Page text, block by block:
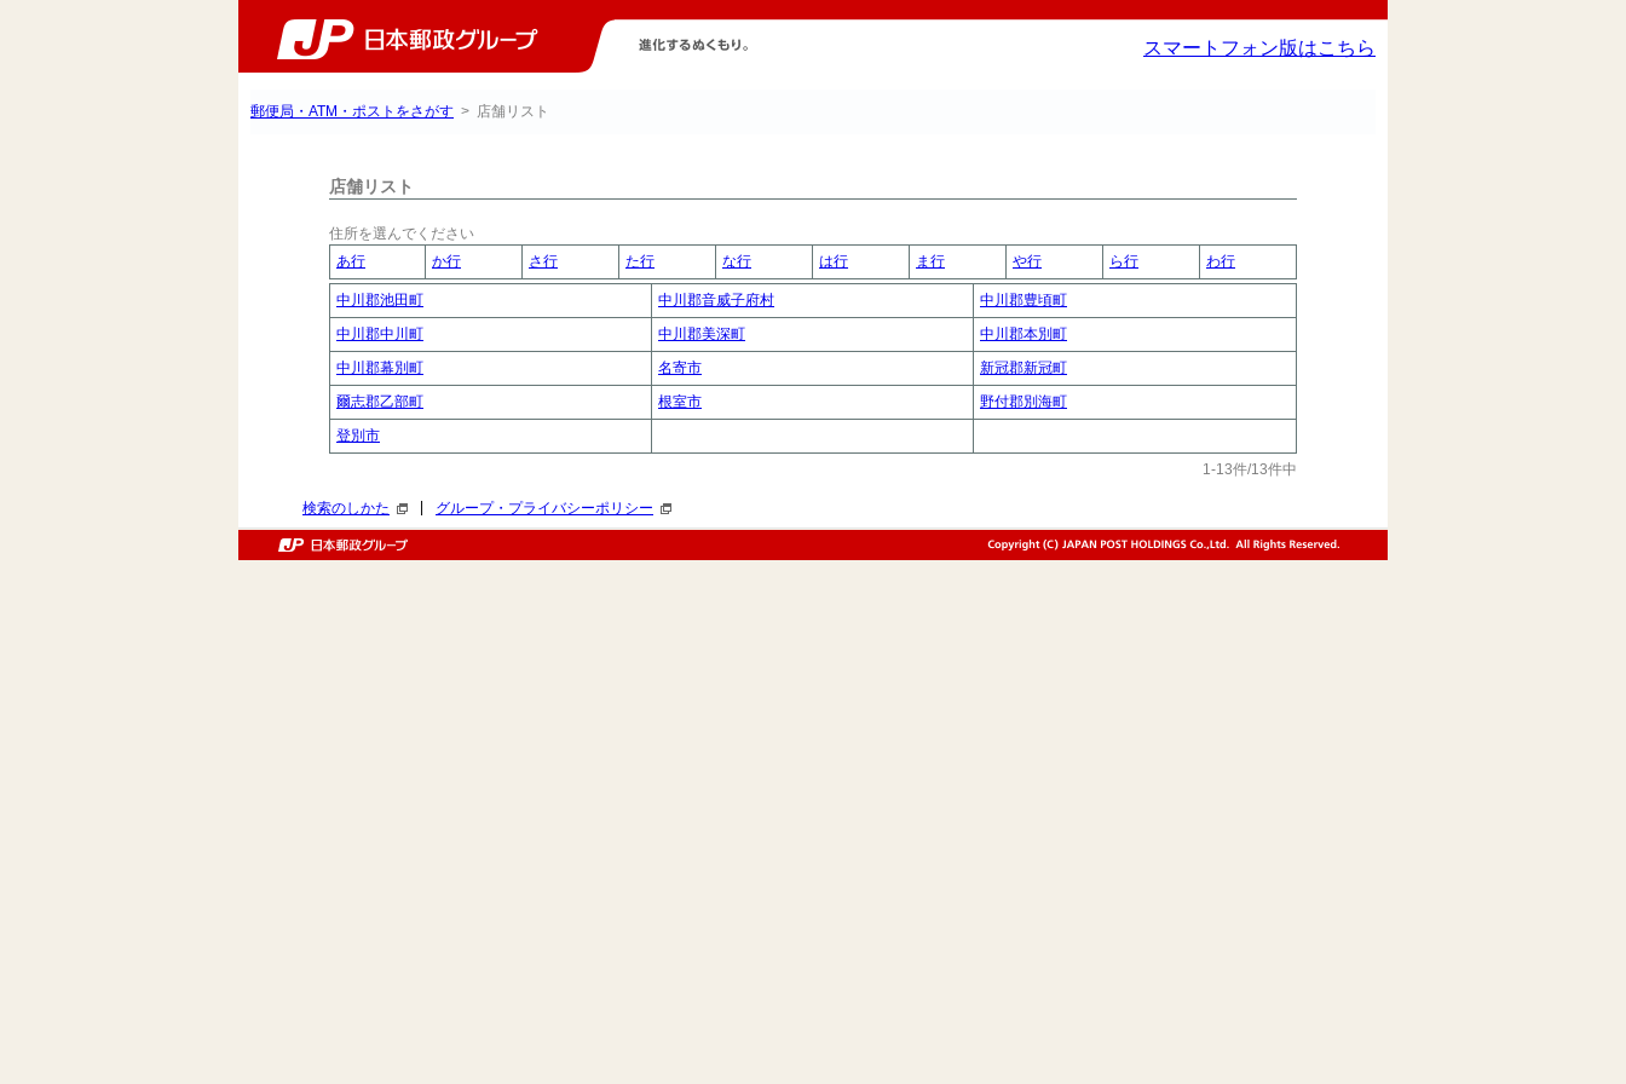
スマートフォン版はこちら
郵便局・ATM・ポストをさがす > 店舗リスト
店舗リスト
住所を選んでください
あ行
か行 さ行 た行 な行 は行 ま行 や行 ら行 わ行
中川郡池田町 中川郡音威子府村
中川郡豊頃町
中川郡中川町
中川郡美深町
中川郡本別町
中川郡幕別町
名寄市
新冠郡新冠町
爾志郡乙部町
根室市
野付郡別海町
登別市
1-13件/13件中
検索のしかた グループ・プライバシーポリシー